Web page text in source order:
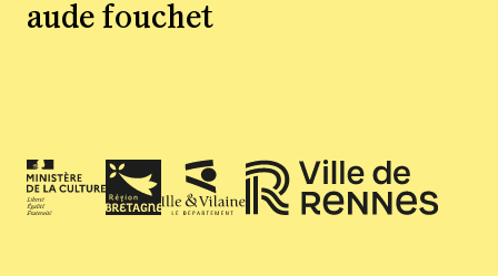
aude fouchet